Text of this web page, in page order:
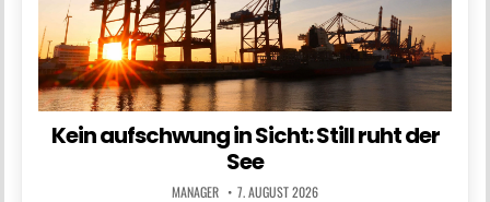
Kein aufschwung in Sicht: Still ruht der
See
MANAGER 7. AUGUST 2026